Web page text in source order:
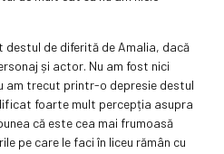
destul de diferită de Amalia, dacă
și actor. Nu am fost nici
am trecut printr-o depresie destul
foarte mult percepția asupra
că este cea mai frumoasă
pe care le faci în liceu rămân cu